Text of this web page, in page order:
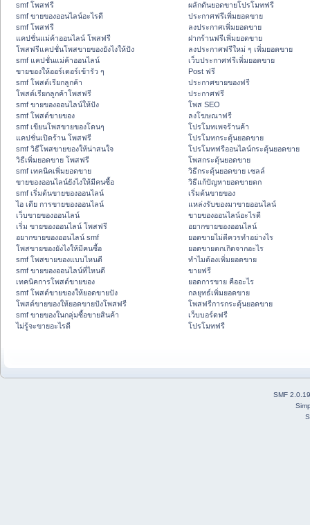
smf โพสฟรี
smf ขายของออนไลน์อะไรดี
smf โพสฟรี
แคปชั่นแม่ค้าออนไลน์ โพสฟรี
โพสฟรีแคปชั่นโพสขายของยังไงให้ปัง
smf แคปชั่นแม่ค้าออนไลน์
ขายของให้ออร์เดอร์เข้ารัว ๆ
smf โพสต์เรียกลูกค้า
โพสต์เรียกลูกค้าโพสฟรี
smf ขายของออนไลน์ให้ปัง
smf โพสต์ขายของ
smf เขียนโพสขายของโดนๆ
แคปชั่นเปิดร้าน โพสฟรี
smf วิธีโพสขายของให้น่าสนใจ
วิธีเพิ่มยอดขาย โพสฟรี
smf เทคนิคเพิ่มยอดขาย
ขายของออนไลน์ยังไงให้มีคนซื้อ
smf เริ่มต้นขายของออนไลน์
ไอ เดีย การขายของออนไลน์
เว็บขายของออนไลน์
เริ่ม ขายของออนไลน์ โพสฟรี
อยากขายของออนไลน์ smf
โพสขายของยังไงให้มีคนซื้อ
smf โพสขายของแบบไหนดี
smf ขายของออนไลน์ที่ไหนดี
เทคนิคการโพสต์ขายของ
smf โพสต์ขายของให้ยอดขายปัง
โพสต์ขายของให้ยอดขายปังโพสฟรี
smf ขายของในกลุ่มซื้อขายสินค้า
ไม่รู้จะขายอะไรดี
ผลักดันยอดขายโปรโมทฟรี
ประกาศฟรีเพิ่มยอดขาย
ลงประกาศเพิ่มยอดขาย
ฝากร้านฟรีเพิ่มยอดขาย
ลงประกาศฟรีใหม่ ๆ เพิ่มยอดขาย
เว็บประกาศฟรีเพิ่มยอดขาย
Post ฟรี
ประกาศขายของฟรี
ประกาศฟรี
โพส SEO
ลงโฆษณาฟรี
โปรโมทเพจร้านค้า
โปรโมทกระตุ้นยอดขาย
โปรโมทฟรีออนไลน์กระตุ้นยอดขาย
โพสกระตุ้นยอดขาย
วิธีกระตุ้นยอดขาย เซลล์
วิธีแก้ปัญหายอดขายตก
เริ่มต้นขายของ
แหล่งรับของมาขายออนไลน์
ขายของออนไลน์อะไรดี
อยากขายของออนไลน์
ยอดขายไม่ดีควรทำอย่างไร
ยอดขายตกเกิดจากอะไร
ทำไมต้องเพิ่มยอดขาย
ขายฟรี
ยอดการขาย คืออะไร
กลยุทธ์เพิ่มยอดขาย
โพสฟรีการกระตุ้นยอดขาย
เว็บบอร์ดฟรี
โปรโมทฟรี
SMF 2.0.19